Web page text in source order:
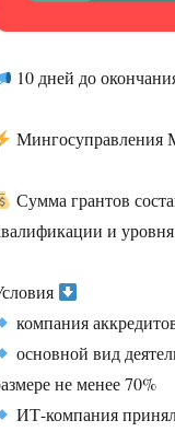
10 дней до
Мингосуправления
Сумма грантов
и
компания
основной вид
не менее 70%
ИТ-компания